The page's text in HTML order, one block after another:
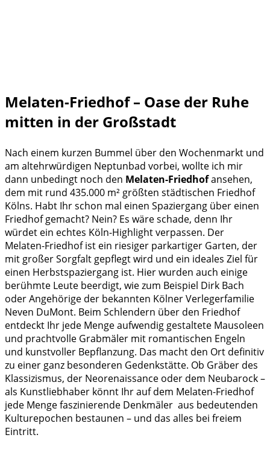
Melaten-Friedhof – Oase der Ruhe
mitten in der Großstadt
Nach einem kurzen Bummel über den Wochenmarkt und
am altehrwürdigen Neptunbad vorbei, wollte ich mir
dann unbedingt noch den Melaten-Friedhofansehen,
dem mit rund 435.000 m² größten städtischen Friedhof
Kölns. Habt Ihr schon mal einen Spaziergang über einen
Friedhof gemacht? Nein? Es wäre schade, denn Ihr
würdet ein echtes Köln-Highlight verpassen. Der
Melaten-Friedhof ist ein riesiger parkartiger Garten, der
mit großer Sorgfalt gepflegt wird und ein ideales Ziel für
einen Herbstspaziergang ist. Hier wurden auch einige
berühmte Leute beerdigt, wie zum Beispiel Dirk Bach
oder Angehörige der bekannten Kölner Verlegerfamilie
Neven DuMont. Beim Schlendern über den Friedhof
entdeckt Ihr jede Menge aufwendig gestaltete Mausoleen
und prachtvolle Grabmäler mit romantischen Engeln
und kunstvoller Bepflanzung. Das macht den Ort definitiv
zu einer ganz besonderen Gedenkstätte. Ob Gräber des
Klassizismus, der Neorenaissance oder dem Neubarock –
als Kunstliebhaber könnt Ihr auf dem Melaten-Friedhof
jede Menge faszinierende Denkmäler aus bedeutenden
Kulturepochen bestaunen – und das alles bei freiem
Eintritt.